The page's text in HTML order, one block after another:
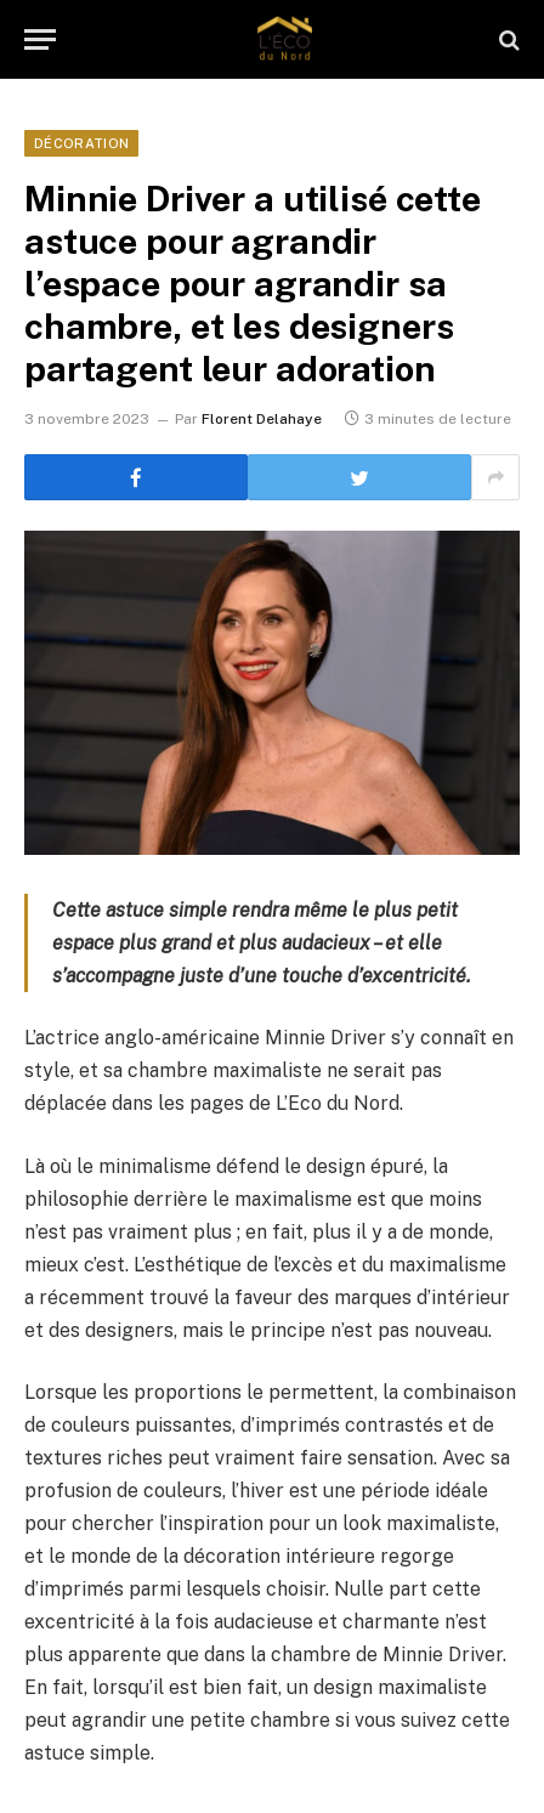
DÉCORATION
Minnie Driver a utilisé cette
astuce pour agrandir
l’espace pour agrandir sa
chambre, et les designers
partagent leur adoration
3 novembre 2023 Par Florent Delahaye 3 minutes de lecture
Cette astuce simple rendra même le plus petit
espace plus grand et plus audacieux – et elle
s’accompagne juste d’une touche d’excentricité.
L’actrice anglo-américaine Minnie Driver s’y connaît en
style, et sa chambre maximaliste ne serait pas
déplacée dans les pages de L’Eco du Nord.
Là où le minimalisme défend le design épuré, la
philosophie derrière le maximalisme est que moins
n’est pas vraiment plus ; en fait, plus il y a de monde,
mieux c’est. L’esthétique de l’excès et du maximalisme
a récemment trouvé la faveur des marques d’intérieur
et des designers, mais le principe n’est pas nouveau.
Lorsque les proportions le permettent, la combinaison
de couleurs puissantes, d’imprimés contrastés et de
textures riches peut vraiment faire sensation. Avec sa
profusion de couleurs, l’hiver est une période idéale
pour chercher l’inspiration pour un look maximaliste,
et le monde de la décoration intérieure regorge
d’imprimés parmi lesquels choisir. Nulle part cette
excentricité à la fois audacieuse et charmante n’est
plus apparente que dans la chambre de Minnie Driver.
En fait, lorsqu’il est bien fait, un design maximaliste
peut agrandir une petite chambre si vous suivez cette
astuce simple.